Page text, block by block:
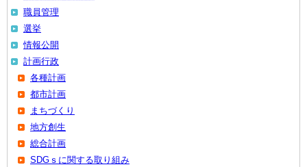
職員管理
選挙
情報公開
計画行政
各種計画
都市計画
まちづくり
地方創生
総合計画
SDGｓに関する取り組み